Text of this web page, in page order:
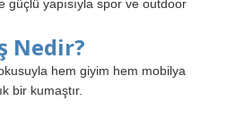
güçlü yapısıyla spor ve outdoor
Nedir?
hem giyim hem mobilya
bir kumaştır.